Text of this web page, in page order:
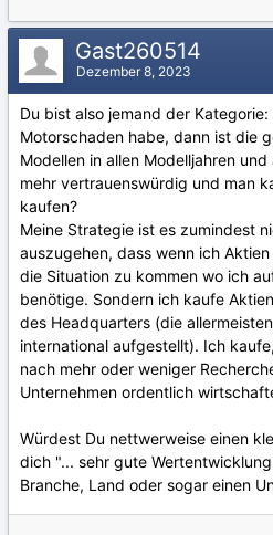
Gast260514
Dezember 8, 2023
Du bist also jemand der Kategorie:
Motorschaden habe, dann ist die
Modellen in allen Modelljahren
mehr vertrauenswürdig und man
kaufen?
Meine Strategie ist es zumindest
auszugehen, dass wenn ich
die Situation zu kommen wo ich
benötige. Sondern ich kaufe
des Headquarters (die
international aufgestellt). Ich
nach mehr oder weniger
Unternehmen ordentlich
Würdest Du nettwerweise einen
dich "... sehr gute
Branche, Land oder sogar einen